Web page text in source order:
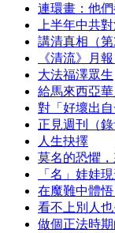
連環畫：他們
上半年中共
講清真相（
《清流》月
大法福澤眾生
給馬來西亞
對「好壞出
正見週刊（錄
人生抉擇
莫名的恐懼
「名」娃娃
在魔難中體
看不上別人
做個正法時